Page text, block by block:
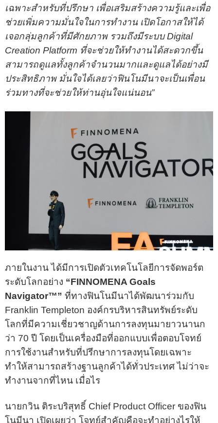
เฉพาะสำหรับที่ปรึกษา เพื่อเสริมสร้างความรู้และเพื่อ
ช่วยเพิ่มความมั่นใจในการทำงาน เปิดโอกาสให้ได้
เจอกลุ่มลูกค้าที่มีศักยภาพ รวมถึงมีระบบ Digital
Creation Platform ที่จะช่วยให้ทำงานได้สะดวกขึ้น
สามารถดูแลทั้งลูกค้าจำนวนมากและดูแลได้อย่างมี
ประสิทธิภาพ มั่นใจได้เลยว่าฟินโนมีนาจะเป็นเพื่อน
ร่วมทางที่จะช่วยให้ท่านอุ่นใจแน่นอน”
ภายในงาน ได้มีการเปิดตัวเทคโนโลยีการจัดพอร์ต
ระดับโลกอย่าง “FINNOMENA Goals
Navigator™” ที่ทางฟินโนมีนาได้พัฒนาร่วมกับ
Franklin Templeton องค์กรบริหารสินทรัพย์ระดับ
โลกที่มีความเชี่ยวชาญด้านการลงทุนมายาวนานก
ว่า 70 ปี โดยเป็นเครื่องมือที่ออกแบบเพื่อตอบโจทย์
การใช้งานสำหรับที่ปรึกษาการลงทุนโดยเฉพาะ
ทำให้สามารถสร้างฐานลูกค้าได้ทั่วประเทศ ไม่ว่าจะ
ทำงานจากที่ไหน เมื่อไร
นายกวิน ติระบริสุทธิ์ Chief Product Officer ของฟิน
โนมีนา เปิดเผยว่า โจทย์สำคัญคือจะทำอย่างไรให้